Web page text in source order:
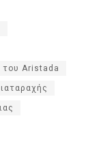
του Aristada